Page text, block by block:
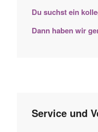
Du suchst ein
Dann haben wir
Service und